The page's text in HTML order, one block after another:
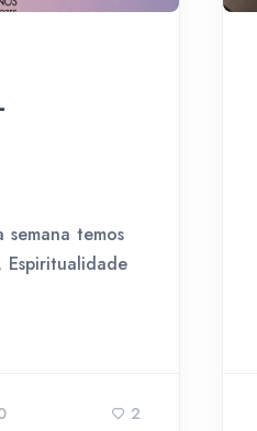
semana temos
Espiritualidade
2